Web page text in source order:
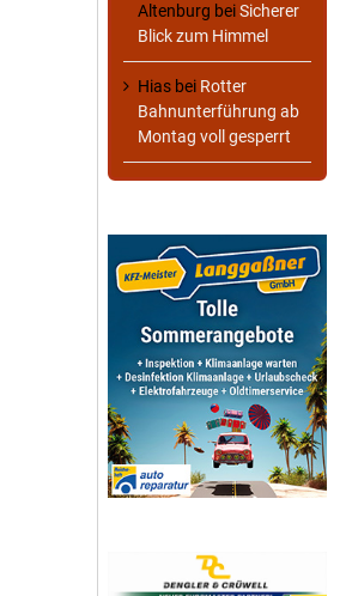
Altenburg beiSicherer
Blick zum Himmel
Hias bei Rotter
Bahnunterführung ab
Montag voll gesperrt